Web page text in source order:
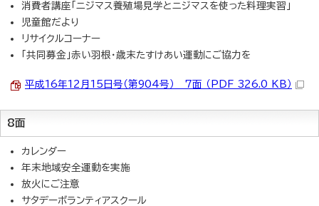
消費者講座「ニジマス養殖場見学とニジマスを使った料理実習」
児童館だより
リサイクルコーナー
「共同募金」赤い羽根・歳末たすけあい運動にご協力を
平成16年12月15日号（第904号） 7面 （PDF 326.0 KB）
8面
カレンダー
年末地域安全運動を実施
放火にご注意
サタデーボランティアスクール